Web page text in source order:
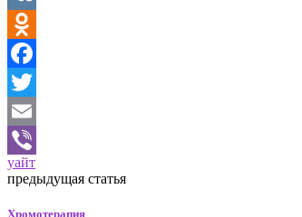
VK
Odnoklassniki
Facebook
Twitter
Email
Viber
уайт
предыдущая статья
Хромотерапия